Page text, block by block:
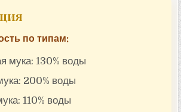
по типам:
мука: 130% воды
200% воды
110% воды